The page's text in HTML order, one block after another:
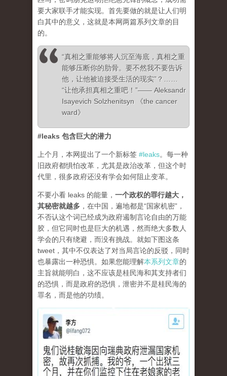
要大家联手才能实现。首先要做的就是让人们明
白其中的意义，这就是本网两篇系列文章的目
的。
“真相之重能够将人沉至海底，真相之重
能够压断你的肋骨。要不然我不要告诉
他，让他被迫接受生活的现实”？……
“让他承担真相之重吧！”—— Aleksandr
Isayevich Solzhenitsyn 《the cancer
ward》
#leaks 包含巨大的潜力
上个月，本网提出了一个新标签 #leaks。每一种
旧政府都惧怕改革，尤其是政治改革，但这个时
代里，很多政府还没有学会如何阻止变革。
不要小看 leaks 的能量， 一个政权的罪行越大，
其秘密就越多 ，在中国，遍地都是“国家机密”，
不否认这个词已经成为政府遏制言论自由的万能
胶，但它同时也是巨大的机遇，然而绝大多数人
学会的只有绕避，而没有挑战。就如下图这条
tweet，其中不仅表达了对当局言论的反驳，同时
也暴露出一种恐惧。如果您能理解本系列文章的
主旨就能明白，这不应该是桂民海和其支持者们
的恐惧，而是政府的恐惧，泄密并不是桂民海的
罪名，而是他的功绩。